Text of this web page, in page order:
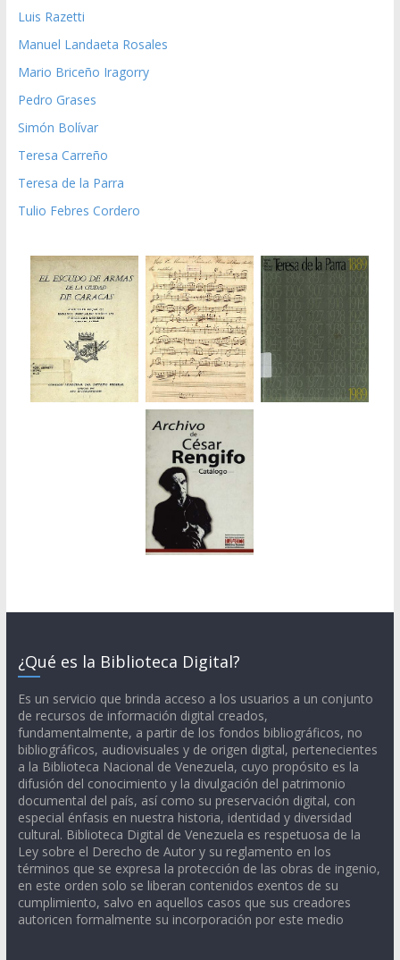
Luis Razetti
Manuel Landaeta Rosales
Mario Briceño Iragorry
Pedro Grases
Simón Bolívar
Teresa Carreño
Teresa de la Parra
Tulio Febres Cordero
¿Qué es la Biblioteca Digital?
Es un servicio que brinda acceso a los usuarios a un conjunto
de recursos de información digital creados,
fundamentalmente, a partir de los fondos bibliográficos, no
bibliográficos, audiovisuales y de origen digital, pertenecientes
a la Biblioteca Nacional de Venezuela, cuyo propósito es la
difusión del conocimiento y la divulgación del patrimonio
documental del país, así como su preservación digital, con
especial énfasis en nuestra historia, identidad y diversidad
cultural. Biblioteca Digital de Venezuela es respetuosa de la
Ley sobre el Derecho de Autor y su reglamento en los
términos que se expresa la protección de las obras de ingenio,
en este orden solo se liberan contenidos exentos de su
cumplimiento, salvo en aquellos casos que sus creadores
autoricen formalmente su incorporación por este medio